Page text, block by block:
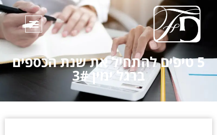
5 טיפים להתחיל את שנת הכספים
ברגל ימין 3#